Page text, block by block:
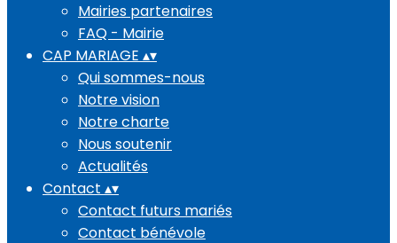
Mairies partenaires
FAQ - Mairie
CAP MARIAGE ▴▾
Qui sommes-nous
Notre vision
Notre charte
Nous soutenir
Actualités
Contact ▴▾
Contact futurs mariés
Contact bénévole